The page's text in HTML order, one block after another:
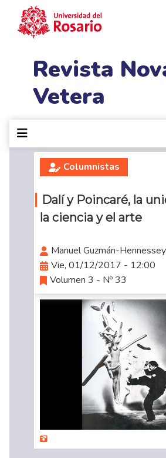
Revista
Vetera
Columnistas
Dalí y Poincaré, la
la ciencia y el arte
Manuel Guzmán-Hennessey
Vie, 01/12/2017 - 12:00
Volumen 3 - Nº 33